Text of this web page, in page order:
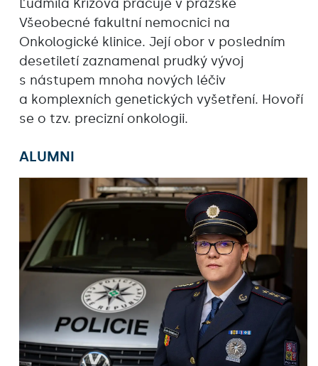
Ľudmila Křížová pracuje v pražské
Všeobecné fakultní nemocnici na
Onkologické klinice. Její obor v posledním
desetiletí zaznamenal prudký vývoj
s nástupem mnoha nových léčiv
a komplexních genetických vyšetření. Hovoří
se o tzv. precizní onkologii.
ALUMNI